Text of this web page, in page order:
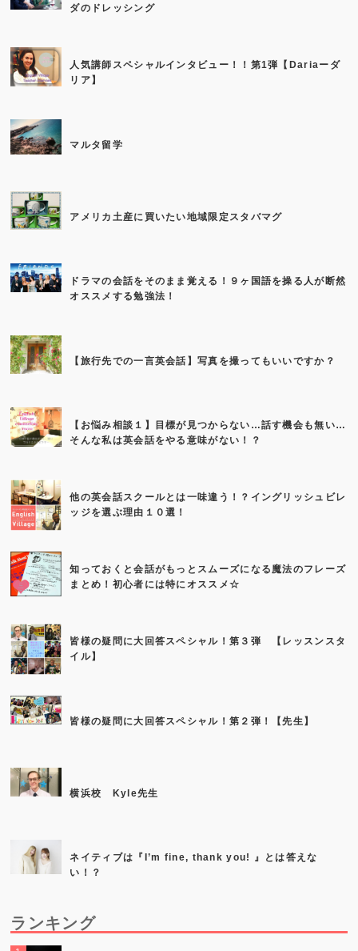
ダのドレッシング
人気講師スペシャルインタビュー！！第1弾【Dariaーダ
リア】
マルタ留学
アメリカ土産に買いたい地域限定スタバマグ
ドラマの会話をそのまま覚える！９ヶ国語を操る人が断然
オススメする勉強法！
【旅行先での一言英会話】写真を撮ってもいいですか？
【お悩み相談１】目標が見つからない…話す機会も無い…
そんな私は英会話をやる意味がない！？
他の英会話スクールとは一味違う！？イングリッシュビレ
ッジを選ぶ理由１０選！
知っておくと会話がもっとスムーズになる魔法のフレーズ
まとめ！初心者には特にオススメ☆
皆様の疑問に大回答スペシャル！第３弾 【レッスンスタ
イル】
皆様の疑問に大回答スペシャル！第２弾！【先生】
横浜校 Kyle先生
ネイティブは『I’m fine, thank you! 』とは答えな
い！？
ランキング